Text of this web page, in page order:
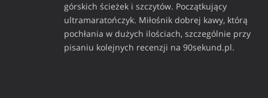
górskich ścieżek i szczytów. Początkujący
ultramaratończyk. Miłośnik dobrej kawy, którą
pochłania w dużych ilościach, szczególnie przy
pisaniu kolejnych recenzji na 90sekund.pl.